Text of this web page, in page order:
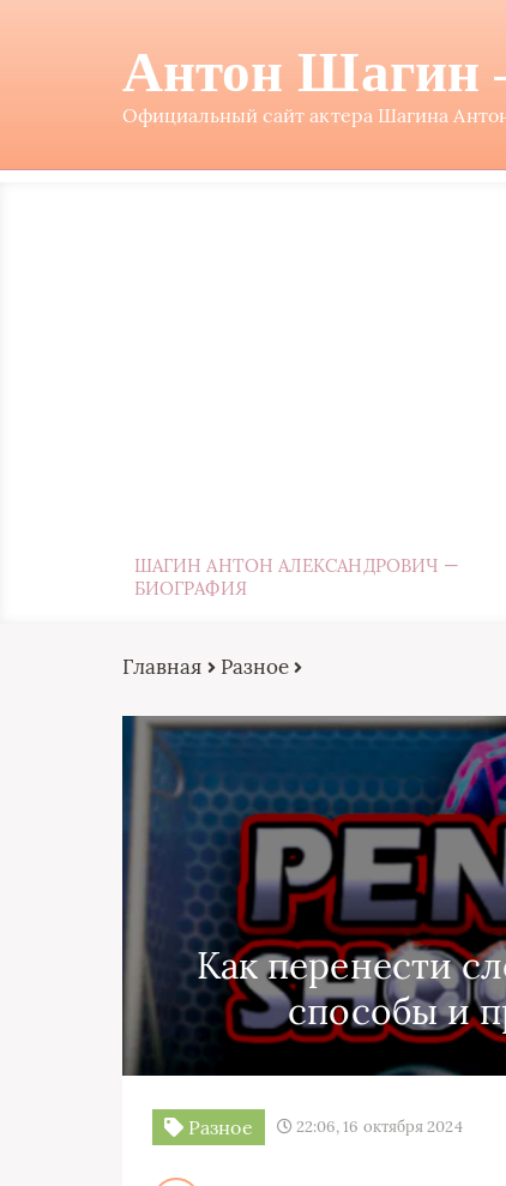
Антон Шагин
Официальный сайт актера Шагина
ШАГИН АНТОН АЛЕКСАНДРОВИЧ —
БИОГРАФИЯ
Главная Разное
Как перенести
способы и
Разное 22:06, 16 октября 2024